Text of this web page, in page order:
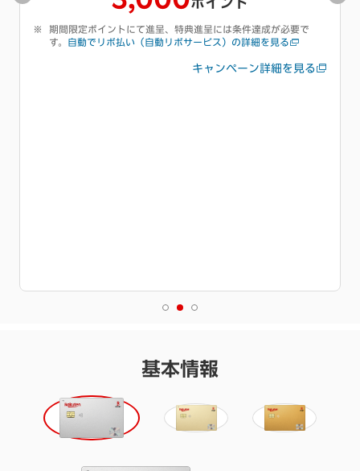
期間限定ポイントにて進呈、特典進呈には条件達成が必要で
キャンペーン詳細を見る
初利用キャンペーンも同時開催中
基本情報